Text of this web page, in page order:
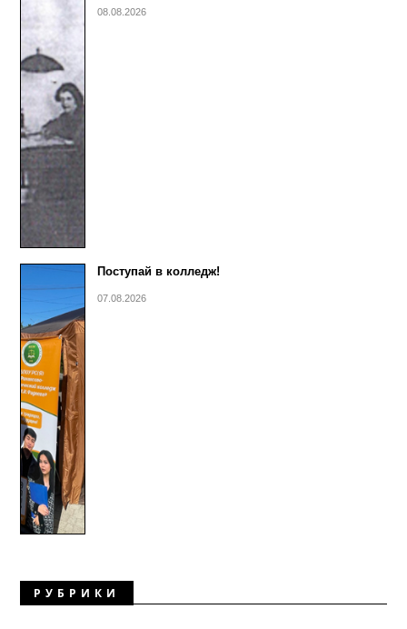
08.08.2026
Поступай в колледж!
07.08.2026
РУБРИКИ